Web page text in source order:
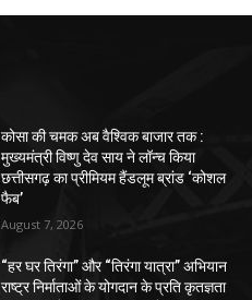
कोसा की चमक अब वैश्विक बाजार तक :
मुख्यमंत्री विष्णु देव साय ने लॉन्च किया
छत्तीसगढ़ का प्रीमियम हैंडलूम ब्रांड ‘कोशल
फैब’
August 7, 2026
“हर घर तिरंगा” और “तिरंगा यात्रा” अभियान
राष्ट्र निर्माताओं के योगदान के प्रति कृतज्ञता